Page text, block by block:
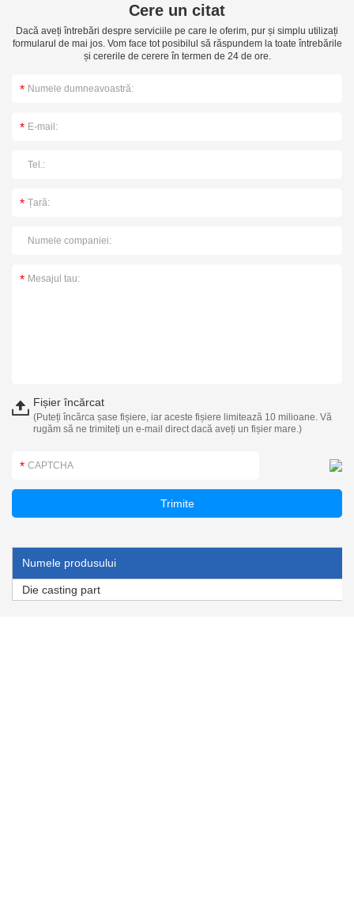
Cere un citat
Dacă aveți întrebări despre serviciile pe care le oferim, pur și simplu utilizați
formularul de mai jos. Vom face tot posibilul să răspundem la toate întrebările
și cererile de cerere în termen de 24 de ore.
Fișier încărcat
(Puteți încărca șase fișiere, iar aceste fișiere limitează 10 milioane. Vă
rugăm să ne trimiteți un e-mail direct dacă aveți un fișier mare.)
Numele produsului
Die casting part